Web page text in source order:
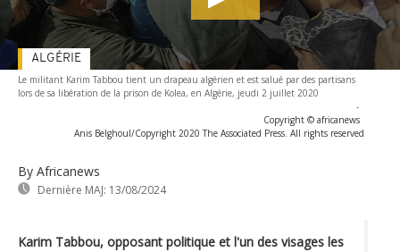
Le militant Karim Tabbou tient un drapeau algérien et est salué par des partisans
lors de sa libération de la prison de Kolea, en Algérie, jeudi 2 juillet 2020
-
Copyright © africanews
Anis Belghoul/Copyright 2020 The Associated Press. All rights reserved
By Africanews
Dernière MAJ: 13/08/2024
ALGÉRIE
Karim Tabbou, opposant politique et l'un des visages les